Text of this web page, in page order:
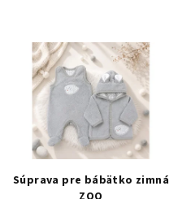
Súprava pre bábätko zimná